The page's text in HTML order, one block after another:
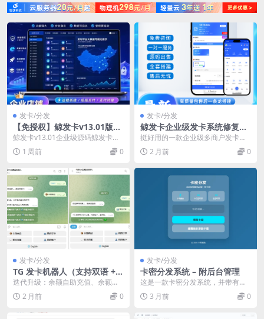
发卡/分发
【免授权】鲸发卡v13.01版本
[亲测无后门]
鲸发卡v13.01企业级源码鲸发卡企
业级发卡系统源码v13.01｜全自动
发卡网站...
1 周前 0
发卡/分发
鲸发卡企业级发卡系统修复版
源码
挺好用的一款企业级多商户发卡系
统，这个是修过bug的不是市面上
泛滥的发卡，纯净去...
2 月前 0
发卡/分发
TG 发卡机器人（支持双语 +
用户充值
迭代升级：余额自助充值、余额支
付，修复已知bug，适配海外交
易。 本次搭建教程已...
2 月前 0
发卡/分发
卡密分发系统 – 附后台管理
这是一款卡密分发系统，并带有后
台管理系统，前台各种自定义设置
领取输入验证码（可...
3 月前 0